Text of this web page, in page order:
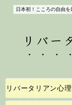
日本初！こころの自由
リバー